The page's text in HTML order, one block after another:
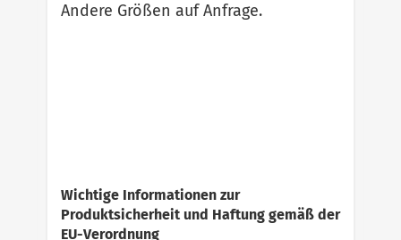
Andere Größen auf Anfrage.
Wichtige Informationen zur
Produktsicherheit und Haftung gemäß der
EU-Verordnung